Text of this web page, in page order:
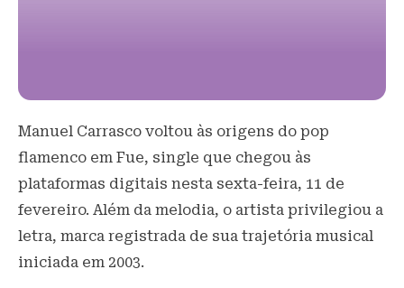
Manuel Carrasco voltou às origens do pop
flamenco em Fue, single que chegou às
plataformas digitais nesta sexta-feira, 11 de
fevereiro. Além da melodia, o artista privilegiou a
letra, marca registrada de sua trajetória musical
iniciada em 2003.